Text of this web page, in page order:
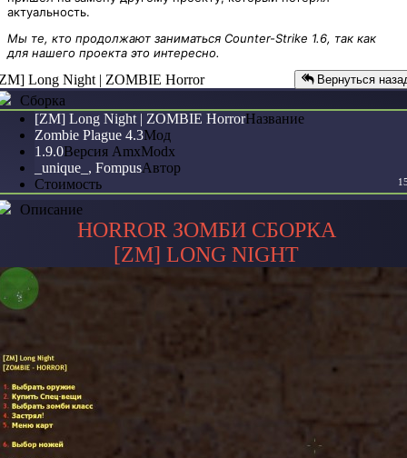
актуальность.
Мы те, кто продолжают заниматься Counter-Strike 1.6, так как
для нашего проекта это интересно.
Long Night | ZOMBIE Horror Вернуться
Сборка
[ZM] Long Night | ZOMBIE HorrorНазвание
Zombie Plague 4.3Мод
1.9.0Версия AmxModx
_unique_, FompusАвтор
Стоимость
Описание
HORROR ЗОМБИ СБОРКА
[ZM] LONG NIGHT